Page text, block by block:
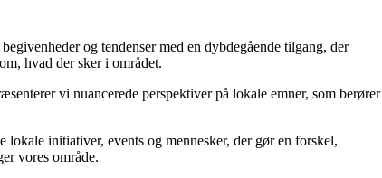
og tendenser med en dybdegående tilgang, der
hvad der sker i området.
vi nuancerede perspektiver på lokale emner, som berører
initiativer, events og mennesker, der gør en forskel,
vores område.